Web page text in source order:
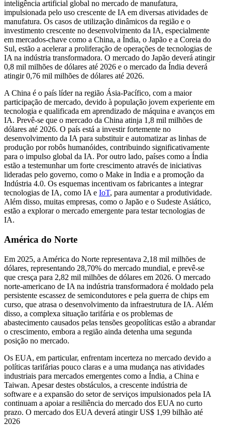
inteligência artificial global no mercado de manufatura,
impulsionada pelo uso crescente de IA em diversas atividades de
manufatura. Os casos de utilização dinâmicos da região e o
investimento crescente no desenvolvimento da IA, especialmente
em mercados-chave como a China, a Índia, o Japão e a Coreia do
Sul, estão a acelerar a proliferação de operações de tecnologias de
IA na indústria transformadora. O mercado do Japão deverá atingir
0,8 mil milhões de dólares até 2026 e o ​​mercado da Índia deverá
atingir 0,76 mil milhões de dólares até 2026.
A China é o país líder na região Ásia-Pacífico, com a maior
participação de mercado, devido à população jovem experiente em
tecnologia e qualificada em aprendizado de máquina e avanços em
IA. Prevê-se que o mercado da China atinja 1,8 mil milhões de
dólares até 2026. O país está a investir fortemente no
desenvolvimento da IA ​​para substituir e automatizar as linhas de
produção por robôs humanóides, contribuindo significativamente
para o impulso global da IA. Por outro lado, países como a Índia
estão a testemunhar um forte crescimento através de iniciativas
lideradas pelo governo, como o Make in India e a promoção da
Indústria 4.0. Os esquemas incentivam os fabricantes a integrar
tecnologias de IA, como IA e IoT, para aumentar a produtividade.
Além disso, muitas empresas, como o Japão e o Sudeste Asiático,
estão a explorar o mercado emergente para testar tecnologias de
IA.
América do Norte
Em 2025, a América do Norte representava 2,18 mil milhões de
dólares, representando 28,70% do mercado mundial, e prevê-se
que cresça para 2,82 mil milhões de dólares em 2026. O mercado
norte-americano de IA na indústria transformadora é moldado pela
persistente escassez de semicondutores e pela guerra de chips em
curso, que atrasa o desenvolvimento da infraestrutura de IA. Além
disso, a complexa situação tarifária e os problemas de
abastecimento causados ​​pelas tensões geopolíticas estão a abrandar
o crescimento, embora a região ainda detenha uma segunda
posição no mercado.
Os EUA, em particular, enfrentam incerteza no mercado devido a
políticas tarifárias pouco claras e a uma mudança nas atividades
industriais para mercados emergentes como a Índia, a China e
Taiwan. Apesar destes obstáculos, a crescente indústria de
software e a expansão do setor de serviços impulsionados pela IA
continuam a apoiar a resiliência do mercado dos EUA no curto
prazo. O mercado dos EUA deverá atingir US$ 1,99 bilhão até
2026